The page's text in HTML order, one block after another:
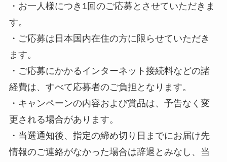
・お一人様につき1回のご応募とさせていただきま
す。
・ご応募は日本国内在住の方に限らせていただき
ます。
・ご応募にかかるインターネット接続料などの諸
経費は、すべて応募者のご負担となります。
・キャンペーンの内容および賞品は、予告なく変
更される場合があります。
・当選通知後、指定の締め切り日までにお届け先
情報のご連絡がなかった場合は辞退とみなし、当